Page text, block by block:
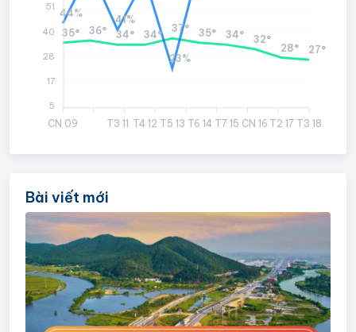
CN 09 T3 11 T4 12 T5 13 T6 14 T7 15 CN 16 T2 17 T3 18
35° 36° 34° 34°
37° 35° 34° 32°
28° 27°
44%
41%
23%
51
40
28
17
5
Bài viết mới